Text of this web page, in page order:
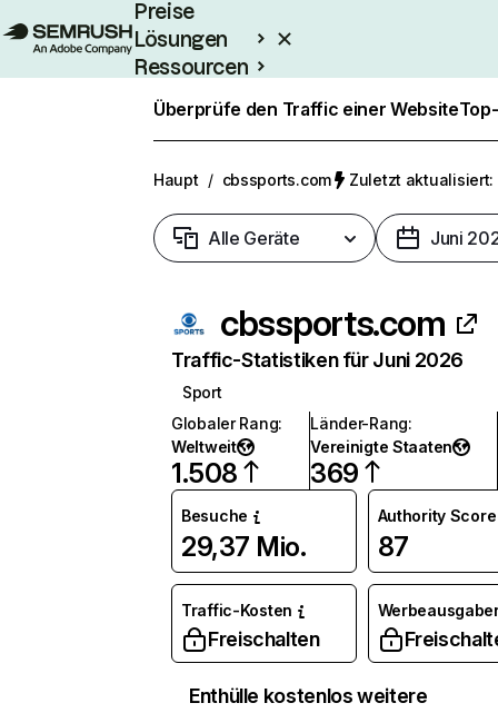
Preise
Lösungen
Ressourcen
Enterprise
Überprüfe den Traffic einer Website
Haupt / cbssports.com Zuletzt aktualisiert:
Alle Geräte Juni
cbssports.com
Traffic-Statistiken für Juni 2026
Sport
Globaler Rang:
Weltweit
1.508
Länder-Rang:
Vereinigte Staaten
369
Besuche
29,37 Mio.
Authority Score
87
Traffic-Kosten
Freischalten
Enthülle kostenlos weitere